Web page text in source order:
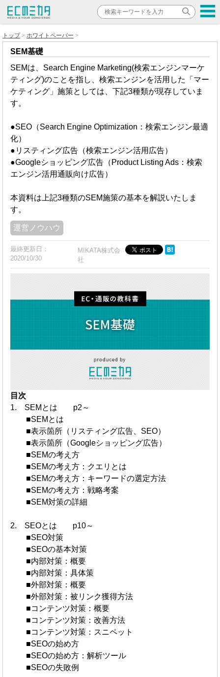
トップ ホワイトペーパー
SEM基礎
SEMは、Search Engine Marketing(検索エンジンマーケ
ティング)のことを指し、検索エンジンを活用した「マー
ケティング」施策としては、下記3種類が現存していま
す。
●SEO（Search Engine Optimization：検索エンジン最適
化）
●リスティング広告（検索エンジン活用広告）
●Googleショッピング広告（Product Listing Ads：検索
エンジン活用通販向け広告）
本資料は上記3種類のSEM施策の基本を解説いたしま
す。
運営ノウハウ
最終更新日：
2020/10/30
MIKATA株式会
社
目次
1. SEMとは p2～
■SEMとは
■表示箇所（リスティング広告、SEO）
■表示箇所（Googleショッピング広告）
■SEMの考え方
■SEMの考え方：クエリとは
■SEMの考え方：キーワードの選定方法
■SEMの考え方：戦略考案
■SEM対策の詳細
2. SEOとは p10～
■SEO対策
■SEOの基本対策
■内部対策：概要
■内部対策：具体策
■外部対策：概要
■外部対策：被リンク獲得方法
■コンテンツ対策：概要
■コンテンツ対策：改善方法
■コンテンツ対策：スニペット
■SEOの始め方
■SEOの始め方：解析ツール
■SEOの失敗例